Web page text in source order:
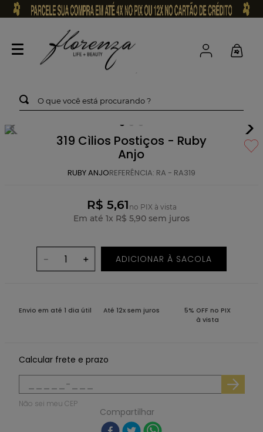
O que você está procurando ?
319 Cìlios Postiços - Ruby
Anjo
RUBY ANJOREFERÊNCIA: RA - RA319
R$ 5,61 no PIX à vista
Em até 1x R$ 5,90 sem juros
＋
－ ADICIONAR À SACOLA
Envio em até 1 dia útil Até 12x sem juros
5% OFF no PIX
à vista
Calcular frete e prazo
Não sei meu CEP
Compartilhar